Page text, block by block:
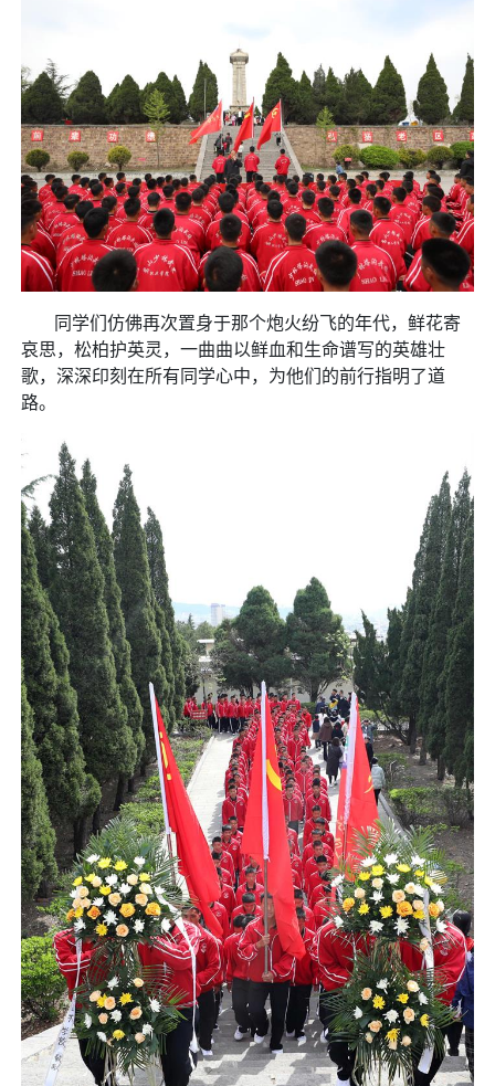
同学们仿佛再次置身于那个炮火纷飞的年代，鲜花寄
哀思，松柏护英灵，一曲曲以鲜血和生命谱写的英雄壮
歌，深深印刻在所有同学心中，为他们的前行指明了道
路。